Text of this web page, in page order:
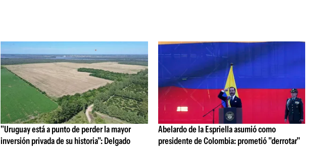
"Uruguay está a punto de perder la mayor
inversión privada de su historia": Delgado
Abelardo de la Espriella asumió como
presidente de Colombia: prometió "derrotar"